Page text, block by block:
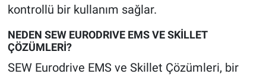
kontrollü bir kullanım sağlar.
NEDEN SEW EURODRIVE EMS VE SKİLLET
ÇÖZÜMLERİ?
SEW Eurodrive EMS ve Skillet Çözümleri, bir